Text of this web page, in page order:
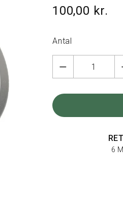
Normalpris
100,00 kr.
Antal
6